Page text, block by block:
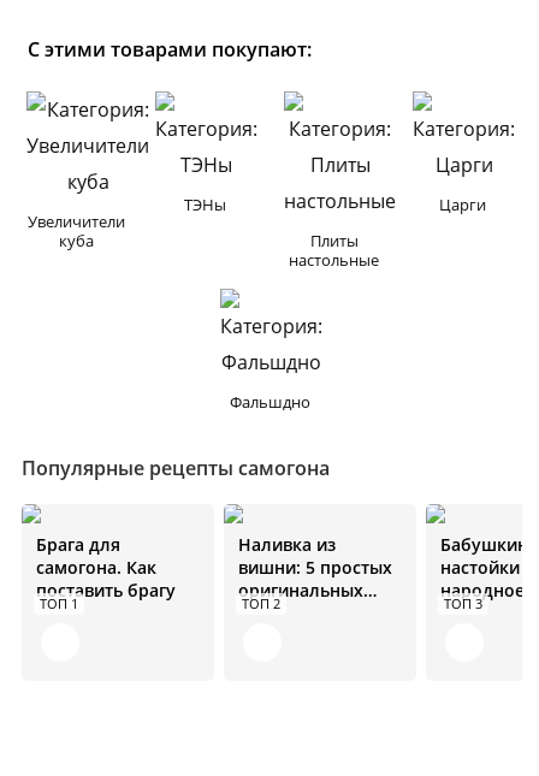
С этими товарами покупают:
Увеличители
куба
ТЭНы
Плиты
настольные
Царги
Фальшдно
Популярные рецепты самогона
ТОП 1
Брага для
самогона. Как
поставить брагу
ТОП 2
Наливка из
вишни: 5 простых
оригинальных
рецептов
ТОП 3
Бабушкин
настойки
народное
средство